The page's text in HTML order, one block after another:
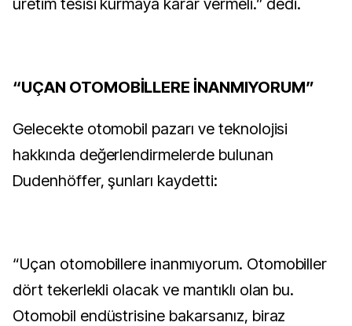
üretim tesisi kurmaya karar vermeli.” dedi.
“UÇAN OTOMOBİLLERE İNANMIYORUM”
Gelecekte otomobil pazarı ve teknolojisi
hakkında değerlendirmelerde bulunan
Dudenhöffer, şunları kaydetti:
“Uçan otomobillere inanmıyorum. Otomobiller
dört tekerlekli olacak ve mantıklı olan bu.
Otomobil endüstrisine bakarsanız, biraz